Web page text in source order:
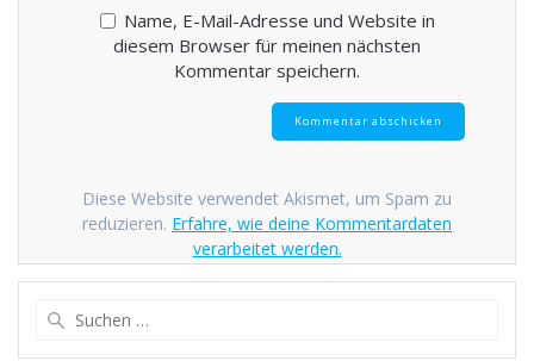
Name, E-Mail-Adresse und Website in
diesem Browser für meinen nächsten
Kommentar speichern.
Diese Website verwendet Akismet, um Spam zu
reduzieren. Erfahre, wie deine Kommentardaten
verarbeitet werden.